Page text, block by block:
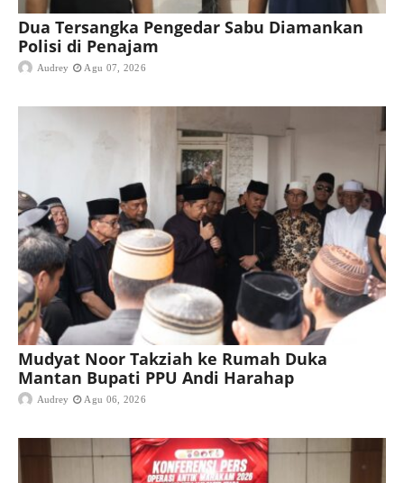
Dua Tersangka Pengedar Sabu Diamankan
Polisi di Penajam
Audrey Agu 07, 2026
Mudyat Noor Takziah ke Rumah Duka
Mantan Bupati PPU Andi Harahap
Audrey Agu 06, 2026